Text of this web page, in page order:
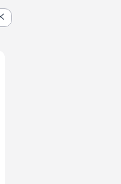
За популярністю
Від дешевих до